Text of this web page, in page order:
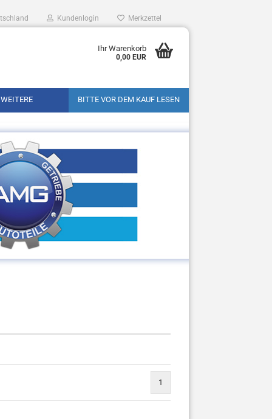
Kundenlogin Merkzettel
Ihr Warenkorb
0,00 EUR
BITTE VOR DEM KAUF LESEN
WEITERE
1